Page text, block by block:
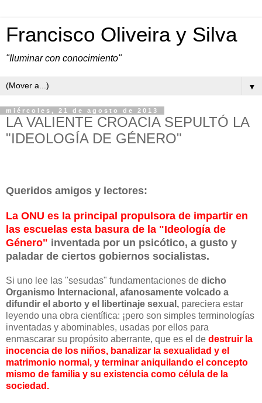
Francisco Oliveira y Silva
"Iluminar con conocimiento"
▼
miércoles, 21 de agosto de 2013
LA VALIENTE CROACIA SEPULTÓ LA
"IDEOLOGÍA DE GÉNERO"
Queridos amigos y lectores:
La ONU es la principal propulsora de impartir en
las escuelas esta basura de la "Ideología de
Género" inventada por un psicótico, a gusto y
paladar de ciertos gobiernos socialistas.
Si uno lee las "sesudas" fundamentaciones de dicho
Organismo Internacional, afanosamente volcado a
difundir el aborto y el libertinaje sexual, pareciera estar
leyendo una obra científica: ¡pero son simples terminologías
inventadas y abominables, usadas por ellos para
enmascarar su propósito aberrante, que es el de destruir la
inocencia de los niños, banalizar la sexualidad y el
matrimonio normal, y terminar aniquilando el concepto
mismo de familia y su existencia como célula de la
sociedad.